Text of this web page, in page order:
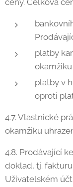
ceny. Celková
platby
platby v
oproti
4.7. Vlastnické
okamžiku
4.8. Prodávající
doklad, tj.
Uživatelském